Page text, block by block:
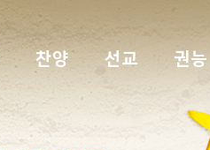
찬양 선교 권능